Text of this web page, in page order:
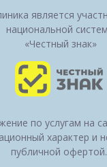
является
национальной
«Честный знак»
по услугам на
характер и
публичной офертой.